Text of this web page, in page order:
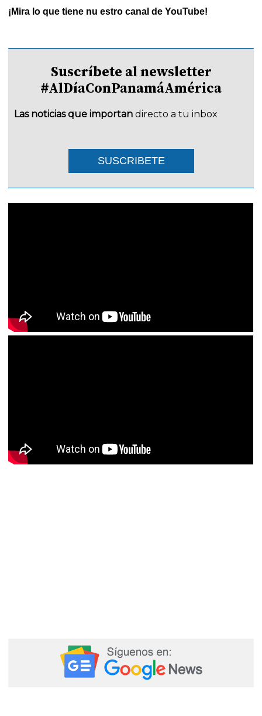
¡Mira lo que tiene nu estro canal de YouTube!
Suscríbete al newsletter
#AlDíaConPanamáAmérica
Las noticias que importan directo a tu inbox
SUSCRIBETE